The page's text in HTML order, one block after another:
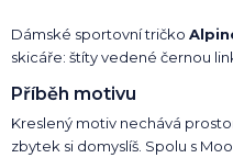
Dámské sportovní tričko
skicáře: štíty vedené černou
Příběh motivu
Kreslený motiv nechává
zbytek si domyslíš. Spolu s